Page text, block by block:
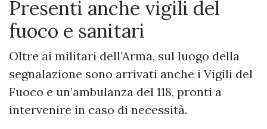
Presenti anche vigili del
fuoco e sanitari
Oltre ai militari dell’Arma, sul luogo della
segnalazione sono arrivati anche i Vigili del
Fuoco e un’ambulanza del 118, pronti a
intervenire in caso di necessità.